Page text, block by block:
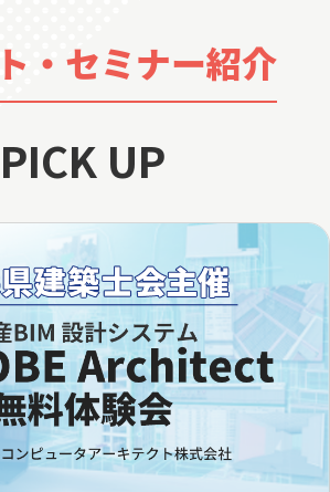
・セミナー紹介
PICK UP